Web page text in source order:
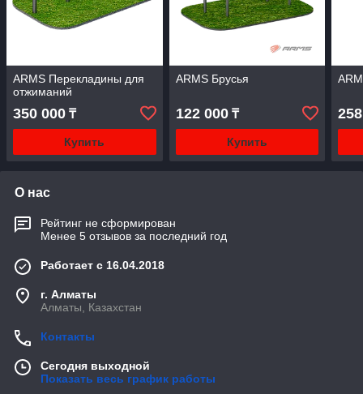
ARMS Перекладины для
отжиманий
350 000 ₸
Купить
ARMS Брусья
122 000₸
Купить
О нас
Рейтинг не сформирован
Менее 5 отзывов за последний год
Работает с 16.04.2018
г. Алматы
Алматы, Казахстан
Контакты
Сегодня выходной
Показать весь график работы